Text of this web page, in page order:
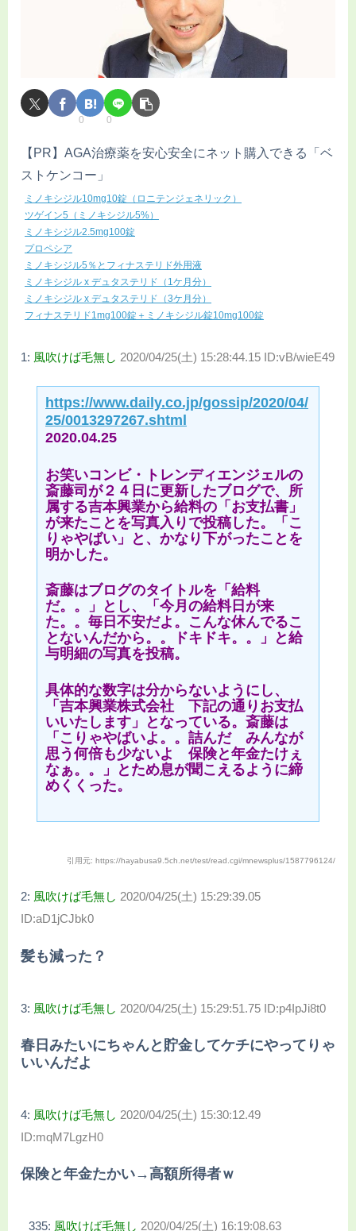
0 0
【PR】AGA治療薬を安心安全にネット購入できる「ベ
ストケンコー」
ミノキシジル10mg10錠（ロニテンジェネリック）
ツゲイン5（ミノキシジル5%）
ミノキシジル2.5mg100錠
プロペシア
ミノキシジル5％とフィナステリド外用液
ミノキシジル x デュタステリド（1ケ月分）
ミノキシジル x デュタステリド（3ケ月分）
フィナステリド1mg100錠＋ミノキシジル錠10mg100錠
1: 風吹けば毛無し 2020/04/25(土) 15:28:44.15 ID:vB/wieE49
https://www.daily.co.jp/gossip/2020/04/
25/0013297267.shtml
2020.04.25
お笑いコンビ・トレンディエンジェルの
斎藤司が２４日に更新したブログで、所
属する吉本興業から給料の「お支払書」
が来たことを写真入りで投稿した。「こ
りゃやばい」と、かなり下がったことを
明かした。
斎藤はブログのタイトルを「給料
だ。。」とし、「今月の給料日が来
た。。毎日不安だよ。こんな休んでるこ
とないんだから。。ドキドキ。。」と給
与明細の写真を投稿。
具体的な数字は分からないようにし、
「吉本興業株式会社 下記の通りお支払
いいたします」となっている。斎藤は
「こりゃやばいよ。。詰んだ みんなが
思う何倍も少ないよ 保険と年金たけぇ
なぁ。。」とため息が聞こえるように締
めくくった。
引用元: https://hayabusa9.5ch.net/test/read.cgi/mnewsplus/1587796124/
2: 風吹けば毛無し 2020/04/25(土) 15:29:39.05
ID:aD1jCJbk0
髪も減った？
3: 風吹けば毛無し 2020/04/25(土) 15:29:51.75 ID:p4IpJi8t0
春日みたいにちゃんと貯金してケチにやってりゃ
いいんだよ
4: 風吹けば毛無し 2020/04/25(土) 15:30:12.49
ID:mqM7LgzH0
保険と年金たかい→高額所得者ｗ
335: 風吹けば毛無し 2020/04/25(土) 16:19:08.63